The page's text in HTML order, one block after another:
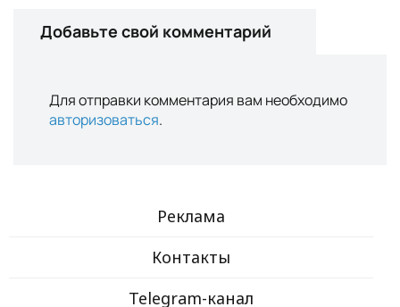
Добавьте свой комментарий
Для отправки комментария вам необходимо
авторизоваться.
Реклама
Контакты
Telegram-канал